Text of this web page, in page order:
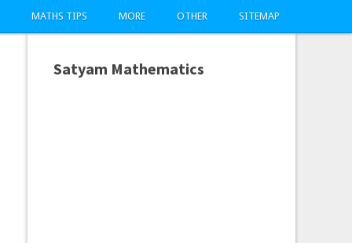
MATHS TIPS MORE OTHER SITEMAP
Satyam Mathematics